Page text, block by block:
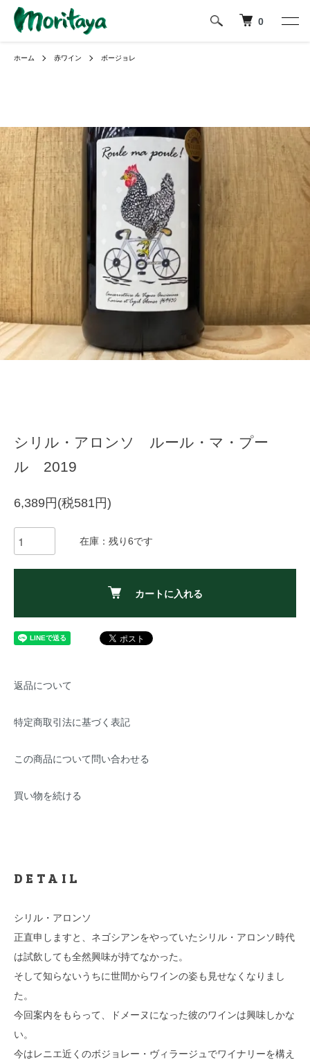
0
ホーム 赤ワイン ボージョレ
シリル・アロンソ ルール・マ・プー
ル 2019
6,389円(税581円)
在庫：残り6です
カートに入れる
返品について
特定商取引法に基づく表記
この商品について問い合わせる
買い物を続ける
DETAIL
シリル・アロンソ
正直申しますと、ネゴシアンをやっていたシリル・アロンソ時代
は試飲しても全然興味が持てなかった。
そして知らないうちに世間からワインの姿も見せなくなりまし
た。
今回案内をもらって、ドメーヌになった彼のワインは興味しかな
い。
今はレニエ近くのボジョレー・ヴィラージュでワイナリーを構え